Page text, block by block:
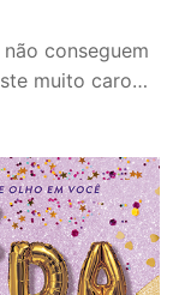
conseguem
muito caro…